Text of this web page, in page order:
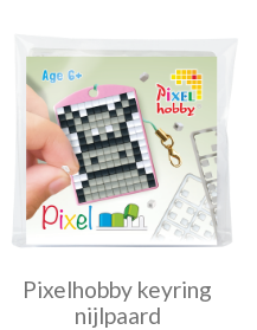
Pixelhobby keyring
nijlpaard